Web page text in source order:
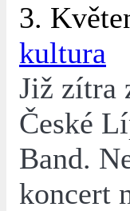
3.
kultura
Již zítra
České
Band.
koncert